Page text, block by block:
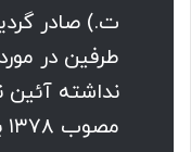
ت.) صادر
طرفین در
نداشته آئین